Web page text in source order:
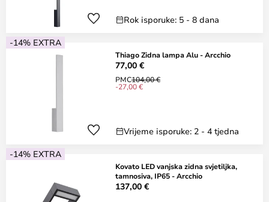
Rok isporuke: 5 - 8 dana
-14% EXTRA
Thiago Zidna lampa Alu - Arcchio
77,00 €
PMC104,00 €
-27,00 €
Vrijeme isporuke: 2 - 4 tjedna
-14% EXTRA
Kovato LED vanjska zidna svjetiljka,
tamnosiva, IP65 - Arcchio
137,00 €